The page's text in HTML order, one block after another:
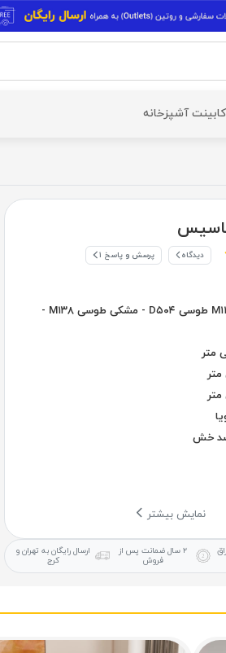
کابینت آشپزخانه
دیدگاه پرسش و پاسخ ۱
گردویی M۱۱۰ طوسی D۵۰۴ - مشکی طوسی M۱۳۸ -
ضد خش
نمایش بیشتر
۲ سال ضمانت
پس از
فروش
ارسال رایگان به تهران و
کرج